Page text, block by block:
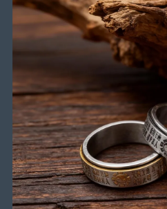
情
プ